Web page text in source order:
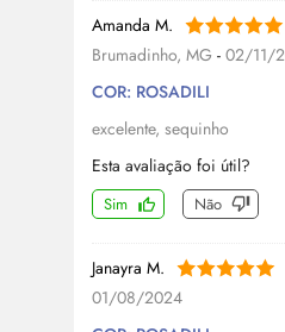
Amanda M.
Brumadinho, MG - 02/11/
COR: ROSADILI
excelente, sequinho
Esta avaliação foi útil?
Sim Não
Janayra M.
01/08/2024